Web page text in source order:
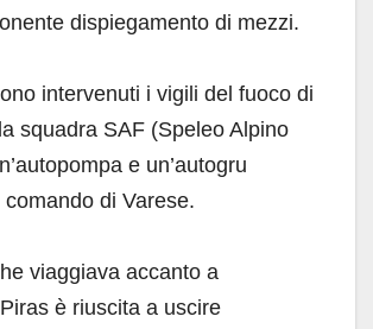
dispiegamento di mezzi.
intervenuti i vigili del fuoco di
squadra SAF (Speleo Alpino
e un’autogru
di Varese.
viaggiava accanto a
è riuscita a uscire